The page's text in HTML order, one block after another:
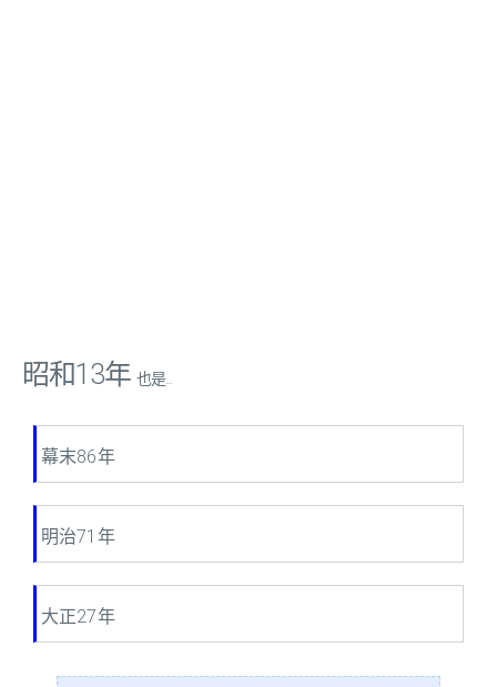
昭和13年 也是...
幕末86年
明治71年
大正27年